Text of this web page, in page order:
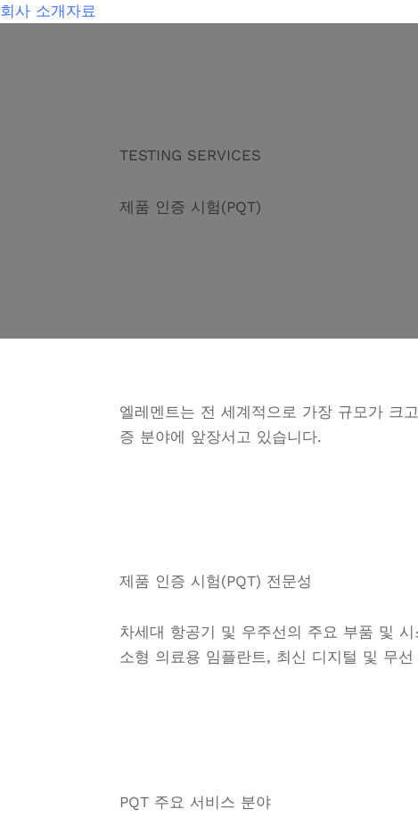
회사 소개자료
TESTING SERVICES
제품 인증 시험(PQT)
엘레멘트는 전 세계적으로 가장 규모가 크
증 분야에 앞장서고 있습니다.
제품 인증 시험(PQT) 전문성
차세대 항공기 및 우주선의 주요 부품 및
소형 의료용 임플란트, 최신 디지털 및 무
PQT 주요 서비스 분야